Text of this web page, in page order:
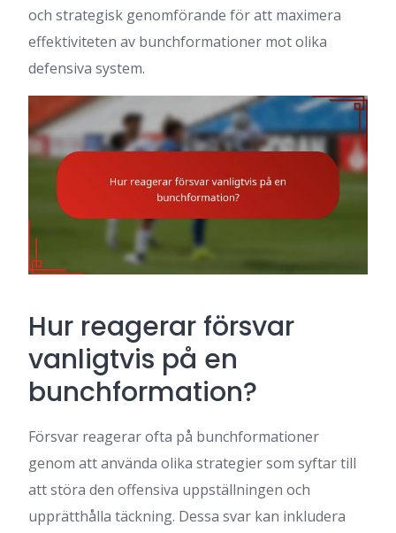
och strategisk genomförande för att maximera
effektiviteten av bunchformationer mot olika
defensiva system.
Hur reagerar försvar
vanligtvis på en
bunchformation?
Försvar reagerar ofta på bunchformationer
genom att använda olika strategier som syftar till
att störa den offensiva uppställningen och
upprätthålla täckning. Dessa svar kan inkludera